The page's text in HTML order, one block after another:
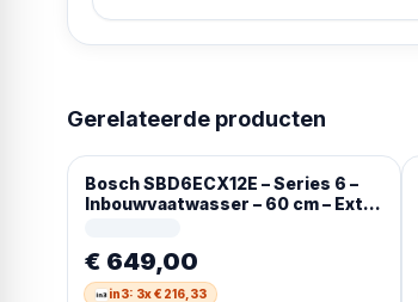
Gerelateerde producten
Bosch SBD6ECX12E – Series 6 –
Inbouwvaatwasser – 60 cm – Extra
optie voor extra grondige
droogresultaten
€ 649,00
in3: 3x € 216,33